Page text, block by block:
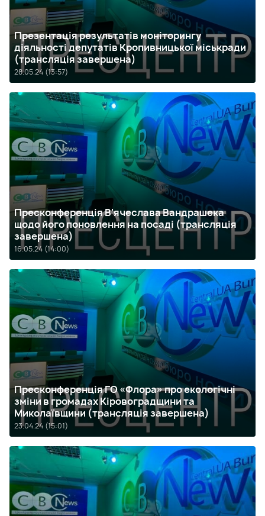
Презентація результатів моніторингу
діяльності депутатів Кропивницької міськради
(трансляція завершена)
28.05.24 (13:57)
Пресконференція В'ячеслава Вандрашека
щодо його поновлення на посаді (трансляція
завершена)
16.05.24 (14:00)
Пресконференція ГО «Флора» про екологічні
зміни в громадах Кіровоградщини та
Миколаївщини (трансляція завершена)
23.04.24 (15:01)